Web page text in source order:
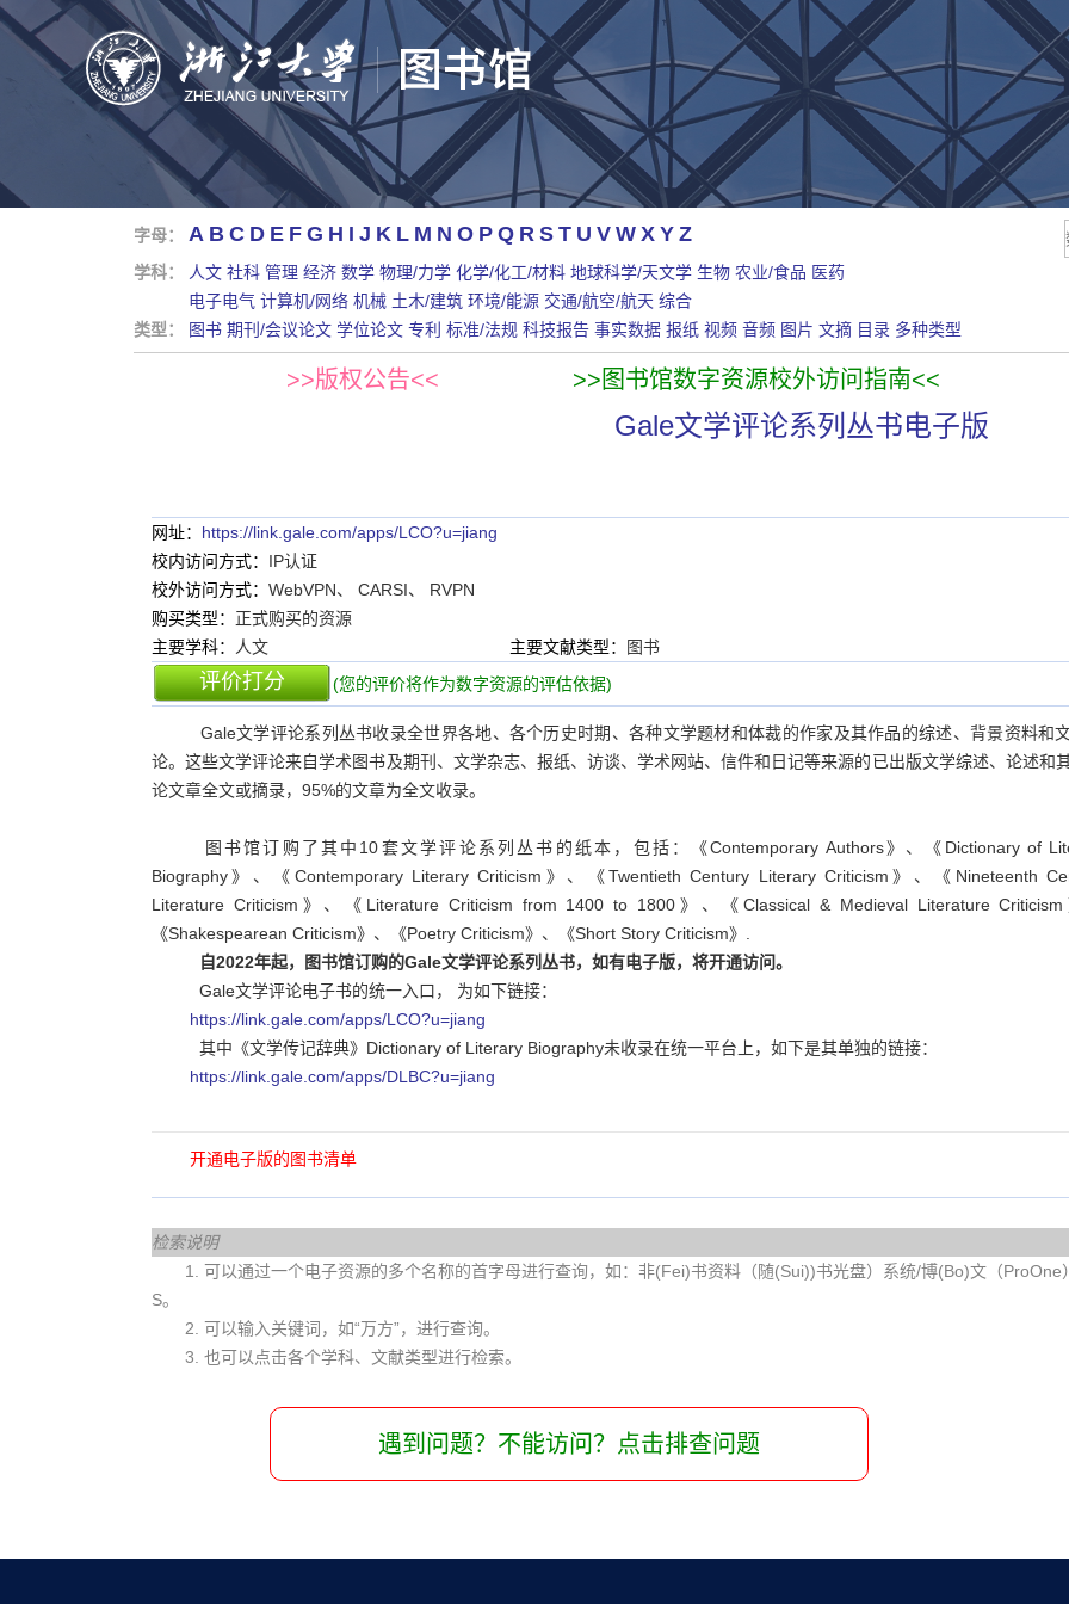
字母： A B C D E F G H I J K L M N O P Q R S T U V W X Y Z
学科： 人文 社科 管理 经济 数学 物理/力学 化学/化工/材料 地球科学/天文学 生物 农业/食品 医药
电子电气 计算机/网络 机械 土木/建筑 环境/能源 交通/航空/航天 综合
类型：
图书 期刊/会议论文 学位论文 专利 标准/法规 科技报告 事实数据 报纸 视频 音频 图片 文摘 目录 多种类型
>>版权公告<< >>图书馆数字资源校外访问指南<<
Gale文学评论系列丛书电子版
网址： https://link.gale.com/apps/LCO?u=jiang
校内访问方式： IP认证
校外访问方式： WebVPN、 CARSI、 RVPN
购买类型： 正式购买的资源
主要学科：
人文 主要文献类型： 图书
评价打分 (您的评价将作为数字资源的评估依据)
Gale文学评论系列丛书收录全世界各地、各个历史时期、各种文学题材和体裁的作家及其作品的综述、背景资料和
论。这些文学评论来自学术图书及期刊、文学杂志、报纸、访谈、学术网站、信件和日记等来源的已出版文学综述、论述和
论文章全文或摘录，95%的文章为全文收录。
图书馆订购了其中10套文学评论系列丛书的纸本，包括：《Contemporary Authors》、《Dictionary of
Biography》、《Contemporary Literary Criticism》、《Twentieth Century Literary Criticism》、《Nineteenth
Literature Criticism》、《Literature Criticism from 1400 to 1800》、《Classical & Medieval Literature Criticism
《Shakespearean Criticism》、《Poetry Criticism》、《Short Story Criticism》.
自2022年起，图书馆订购的Gale文学评论系列丛书，如有电子版，将开通访问。
Gale文学评论电子书的统一入口， 为如下链接：
https://link.gale.com/apps/LCO?u=jiang
其中《文学传记辞典》Dictionary of Literary Biography未收录在统一平台上，如下是其单独的链接：
https://link.gale.com/apps/DLBC?u=jiang
开通电子版的图书清单
检索说明
1. 可以通过一个电子资源的多个名称的首字母进行查询，如：非(Fei)书资料（随(Sui))书光盘）系统/博(Bo)文（
S。
2. 可以输入关键词，如“万方”，进行查询。
3. 也可以点击各个学科、文献类型进行检索。
遇到问题？不能访问？点击排查问题